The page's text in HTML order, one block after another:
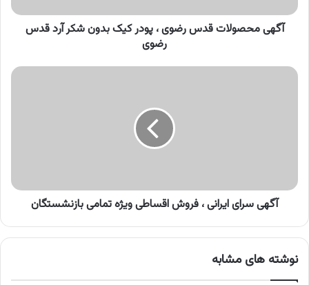
شکر
آگهی محصولات قدس رضوی ، پودر کیک بدون شکر آرد قدس
رضوی
آگهی
بازنشستگان
آگهی سرای ایرانی ، فروش اقساطی ویژه تمامی بازنشستگان
نوشته های مشابه